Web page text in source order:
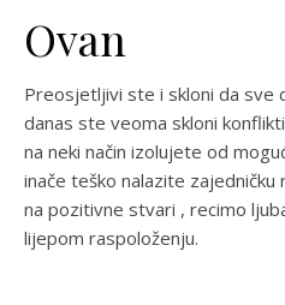
Ovan
Preosjetljivi ste i skloni da sve
danas ste veoma skloni
na neki način izolujete od
inače teško nalazite
na pozitivne stvari , recimo
lijepom raspoloženju.